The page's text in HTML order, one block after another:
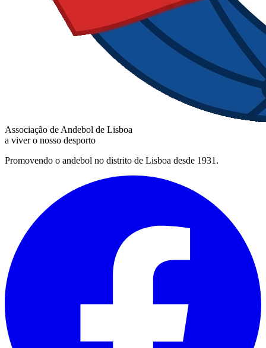
Associação de Andebol de Lisboa
a viver o nosso desporto
Promovendo o andebol no distrito de Lisboa desde 1931.